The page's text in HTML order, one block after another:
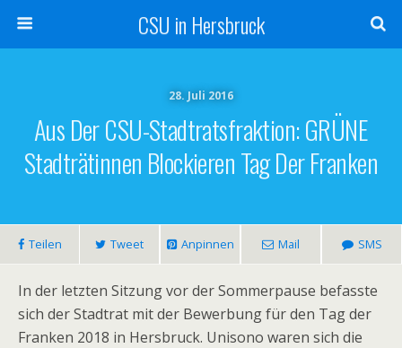
CSU in Hersbruck
28. Juli 2016
Aus Der CSU-Stadtratsfraktion: GRÜNE
Stadträtinnen Blockieren Tag Der Franken
Teilen Tweet Anpinnen Mail SMS
In der letzten Sitzung vor der Sommerpause befasste
sich der Stadtrat mit der Bewerbung für den Tag der
Franken 2018 in Hersbruck. Unisono waren sich die